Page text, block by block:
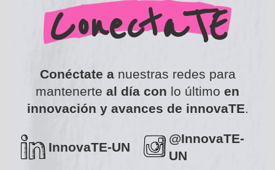
ConectaTE
Conéctate a nuestras redes para
mantenerte al día con lo último en
innovación y avances de innovaTE
InnovaTE-UN
@InnovaTE-
UN